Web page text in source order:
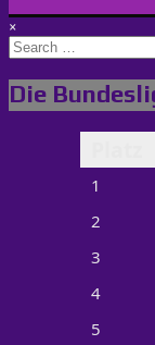
×
Search
for:
Die
1
2
3
4
5